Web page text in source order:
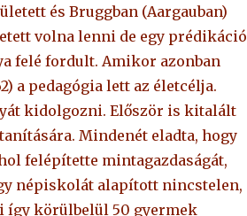
és Bruggban (Aargauban)
volna lenni de egy prédikáció
felé fordult. Amikor azonban
a pedagógia lett az életcélja.
kidolgozni. Először is kitalált
Mindenét eladta, hogy
felépítette mintagazdaságát,
népiskolát alapított nincstelen,
így körülbelül 50 gyermek